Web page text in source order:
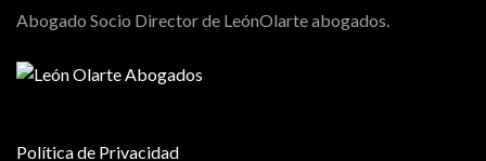
Abogado Socio Director de LeónOlarte abogados.
Política de Privacidad